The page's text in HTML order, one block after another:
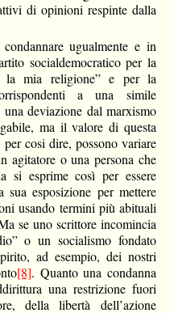
di opinioni respinte dalla
ugualmente e in
socialdemocratico per la
la mia religione” e per la
a una simile
deviazione dal marxismo
ma il valore di questa
cosi dire, possono variare
agitatore o una persona che
si esprime così per essere
esposizione per mettere
usando termini più abituali
se uno scrittore incomincia
o un socialismo fondato
ad esempio, dei nostri
[8]. Quanto una condanna
una restrizione fuori
della libertà dell’azione